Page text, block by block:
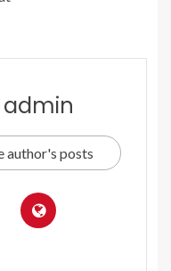
admin
author's posts